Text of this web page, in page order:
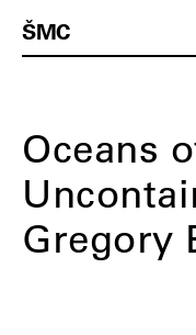
ŠMC
Oceans
Gregory